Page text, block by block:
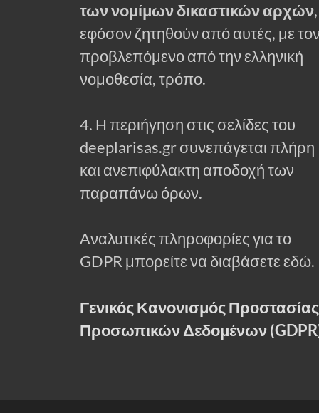
των νομίμων δικαστικών αρχών,
εφόσον ζητηθούν από αυτές, με
προβλεπόμενο από την ελληνική
νομοθεσία, τρόπο.
4. Η περιήγηση στις σελίδες του
deeplarisas.gr συνεπάγεται πλήρη
και ανεπιφύλακτη αποδοχή των
παραπάνω όρων.
Αναλυτικές πληροφορίες για το
GDPR μπορείτε να διαβάσετε εδώ.
Γενικός Κανονισμός Προστασίας
Προσωπικών Δεδομένων